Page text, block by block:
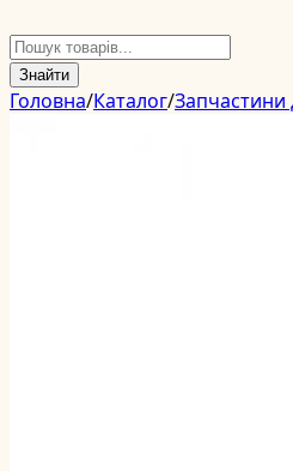
Знайти
Головна/Каталог/Запчастини